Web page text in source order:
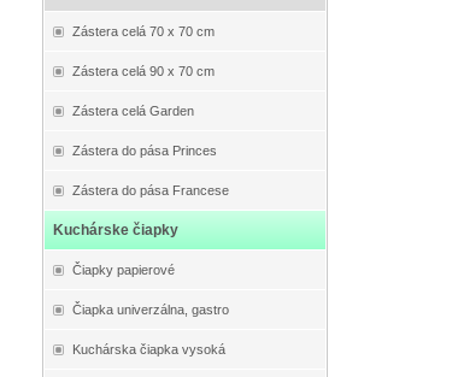
Zástera celá 70 x 70 cm
Zástera celá 90 x 70 cm
Zástera celá Garden
Zástera do pása Princes
Zástera do pása Francese
Kuchárske čiapky
Čiapky papierové
Čiapka univerzálna, gastro
Kuchárska čiapka vysoká